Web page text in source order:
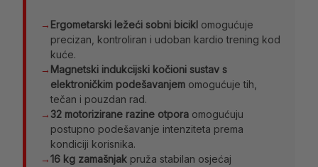
→ Ergometarski ležeći sobni bicikl omogućuje
precizan, kontroliran i udoban kardio trening kod
kuće.
→ Magnetski indukcijski kočioni sustav s
elektroničkim podešavanjem omogućuje tih,
tečan i pouzdan rad.
→32 motorizirane razine otpora omogućuju
postupno podešavanje intenziteta prema
kondiciji korisnika.
→16 kg zamašnjak pruža stabilan osjećaj